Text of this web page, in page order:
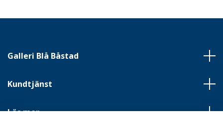
Galleri Blå Båstad
Kundtjänst
Läs mer